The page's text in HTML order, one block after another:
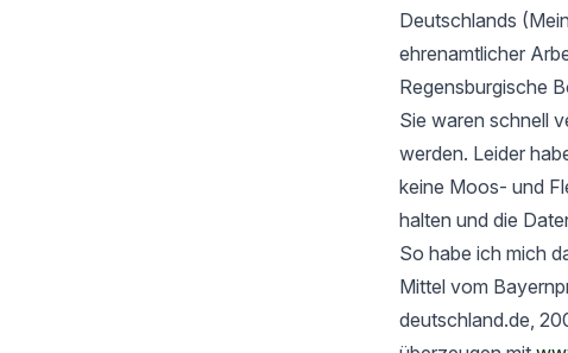
Deutschlands
ehrenamtlicher
Regensburgische
Sie waren schnell
werden. Leider
keine Moos- und
halten und die
So habe ich mich
Mittel vom
deutschland.de,